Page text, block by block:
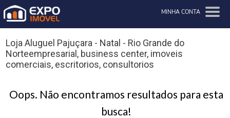
MINHA CONTA
Loja Aluguel Pajuçara - Natal - Rio Grande do
Norteempresarial, business center, imoveis
comerciais, escritorios, consultorios
Oops. Não encontramos resultados para esta
busca!